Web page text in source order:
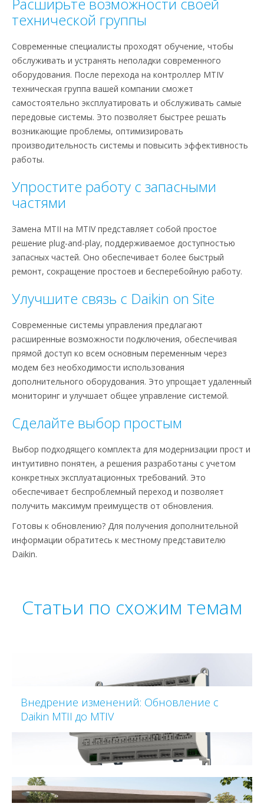
Расширьте возможности своей
технической группы
Современные специалисты проходят обучение, чтобы
обслуживать и устранять неполадки современного
оборудования. После перехода на контроллер MTIV
техническая группа вашей компании сможет
самостоятельно эксплуатировать и обслуживать самые
передовые системы. Это позволяет быстрее решать
возникающие проблемы, оптимизировать
производительность системы и повысить эффективность
работы.
Упростите работу с запасными
частями
Замена MTII на MTIV представляет собой простое
решение plug-and-play, поддерживаемое доступностью
запасных частей. Оно обеспечивает более быстрый
ремонт, сокращение простоев и бесперебойную работу.
Улучшите связь с Daikin on Site
Современные системы управления предлагают
расширенные возможности подключения, обеспечивая
прямой доступ ко всем основным переменным через
модем без необходимости использования
дополнительного оборудования. Это упрощает удаленный
мониторинг и улучшает общее управление системой.
Сделайте выбор простым
Выбор подходящего комплекта для модернизации прост и
интуитивно понятен, а решения разработаны с учетом
конкретных эксплуатационных требований. Это
обеспечивает беспроблемный переход и позволяет
получить максимум преимуществ от обновления.
Готовы к обновлению? Для получения дополнительной
информации обратитесь к местному представителю
Daikin.
Статьи по схожим темам
Внедрение изменений: Обновление с
Daikin MTII до MTIV